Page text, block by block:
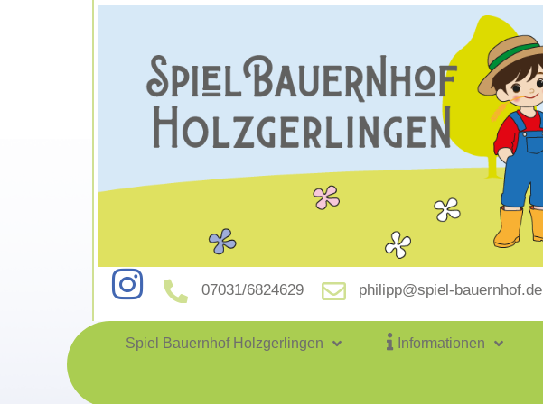
07031/6824629 philipp@spiel-bauernhof.de
Spiel Bauernhof Holzgerlingen Informationen